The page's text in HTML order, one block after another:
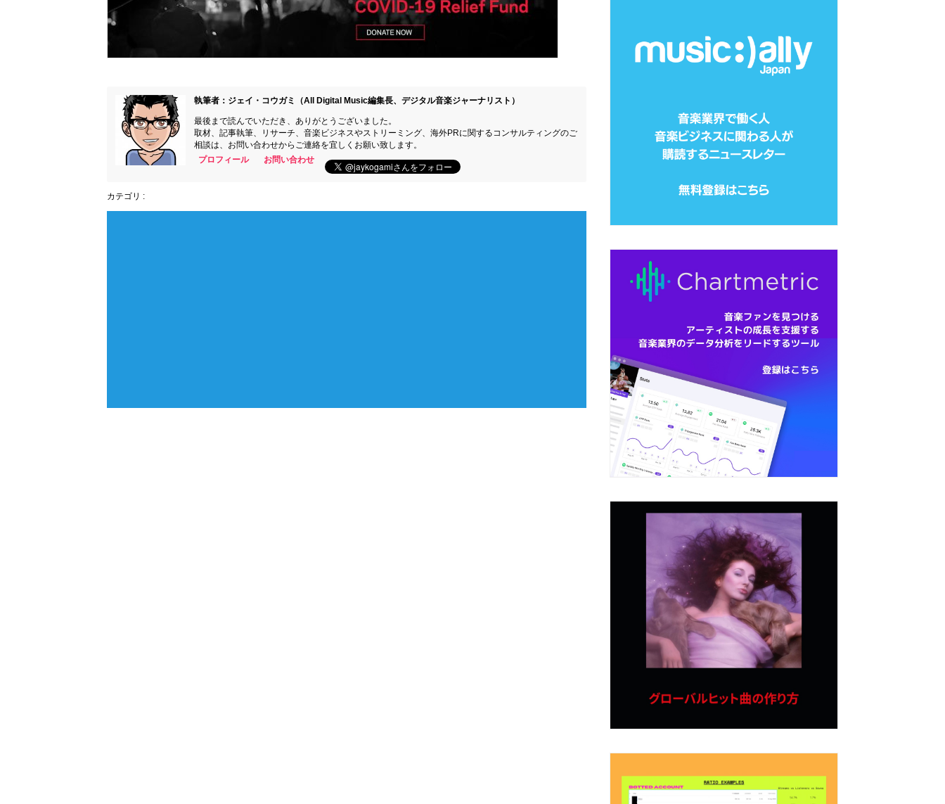
執筆者：ジェイ・コウガミ（All Digital Music編集長、デジタル音楽ジャーナリスト）
最後まで読んでいただき、ありがとうございました。
取材、記事執筆、リサーチ、音楽ビジネスやストリーミング、海外PRに関するコンサルティングのご
相談は、お問い合わせからご連絡を宜しくお願い致します。
プロフィール
お問い合わせ
カテゴリ :